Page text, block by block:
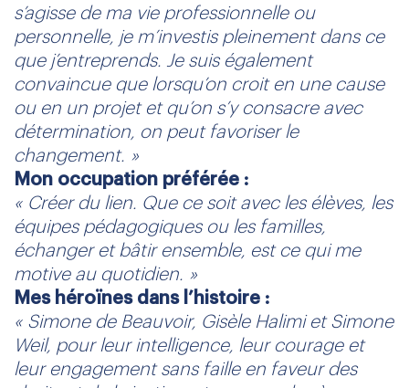
s’agisse de ma vie professionnelle ou
personnelle, je m’investis pleinement dans ce
que j’entreprends. Je suis également
convaincue que lorsqu’on croit en une cause
ou en un projet et qu’on s’y consacre avec
détermination, on peut favoriser le
changement. »
Mon occupation préférée :
« Créer du lien. Que ce soit avec les élèves, les
équipes pédagogiques ou les familles,
échanger et bâtir ensemble, est ce qui me
motive au quotidien. »
Mes héroïnes dans l’histoire :
« Simone de Beauvoir, Gisèle Halimi et Simone
Weil, pour leur intelligence, leur courage et
leur engagement sans faille en faveur des